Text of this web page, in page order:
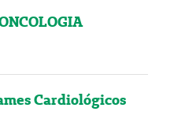
Cardiológicos